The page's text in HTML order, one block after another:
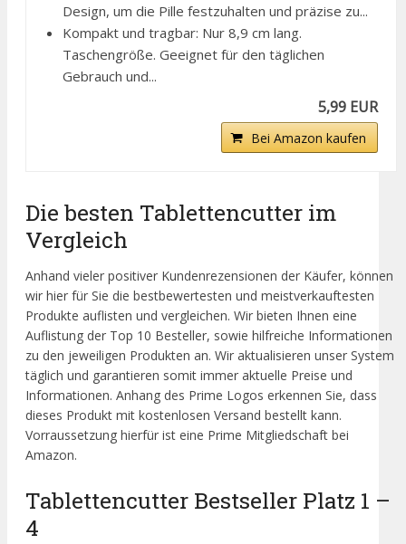
Design, um die Pille festzuhalten und präzise zu...
Kompakt und tragbar: Nur 8,9 cm lang.
Taschengröße. Geeignet für den täglichen
Gebrauch und...
5,99 EUR
Bei Amazon kaufen
Die besten Tablettencutter im
Vergleich
Anhand vieler positiver Kundenrezensionen der Käufer, können
wir hier für Sie die bestbewertesten und meistverkauftesten
Produkte auflisten und vergleichen. Wir bieten Ihnen eine
Auflistung der Top 10 Besteller, sowie hilfreiche Informationen
zu den jeweiligen Produkten an. Wir aktualisieren unser System
täglich und garantieren somit immer aktuelle Preise und
Informationen. Anhang des Prime Logos erkennen Sie, dass
dieses Produkt mit kostenlosen Versand bestellt kann.
Vorraussetzung hierfür ist eine Prime Mitgliedschaft bei
Amazon.
Tablettencutter Bestseller Platz 1 –
4